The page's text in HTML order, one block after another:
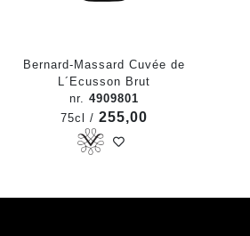
Bernard-Massard Cuvée de
L´Ecusson Brut
nr. 4909801
75cl / 255,00